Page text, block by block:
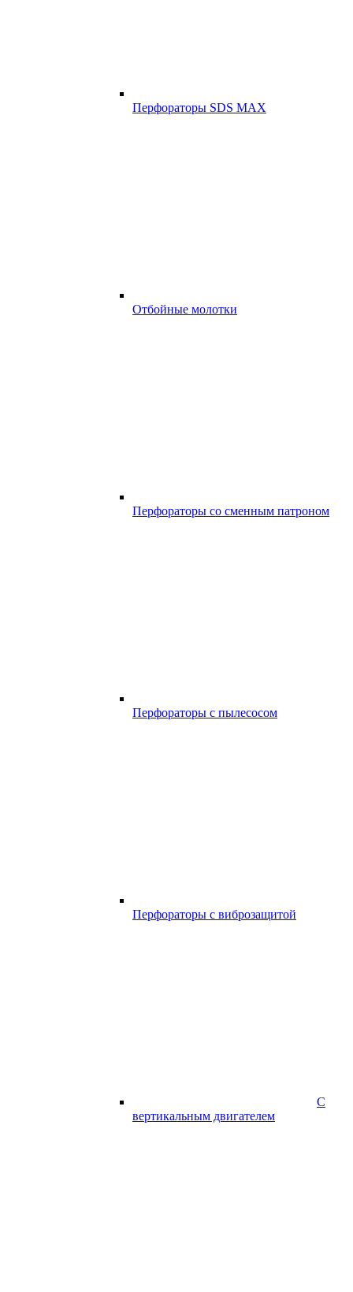
Перфораторы SDS MAX
Отбойные молотки
Перфораторы со сменным патроном
Перфораторы с пылесосом
Перфораторы с виброзащитой
С
вертикальным двигателем